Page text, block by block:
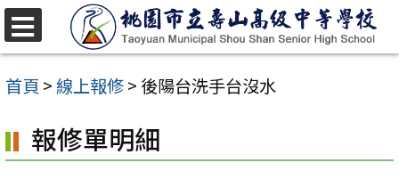
跳
至
主
內
容
首頁 >線上報修> 後陽台洗手台沒水
報修單明細
選
單